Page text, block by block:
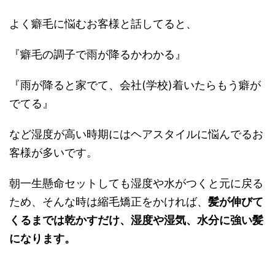
よく癖毛に悩むお客様と話してると、
『癖毛の調子で雨が降るかわかる』
『雨が降ると家でて、会社(学校)着いたらもう癖が
でてる』
など湿度が高い時期にはヘアスタイルに悩んでるお
客様が多いです。
朝一生懸命セットしても湿度や水がつくと元に戻る
ため、そんな時は縮毛矯正をかければ、 髪が伸びて
くるまでは乾かすだけ、湿度や湿気、水分に強い髪
になります。